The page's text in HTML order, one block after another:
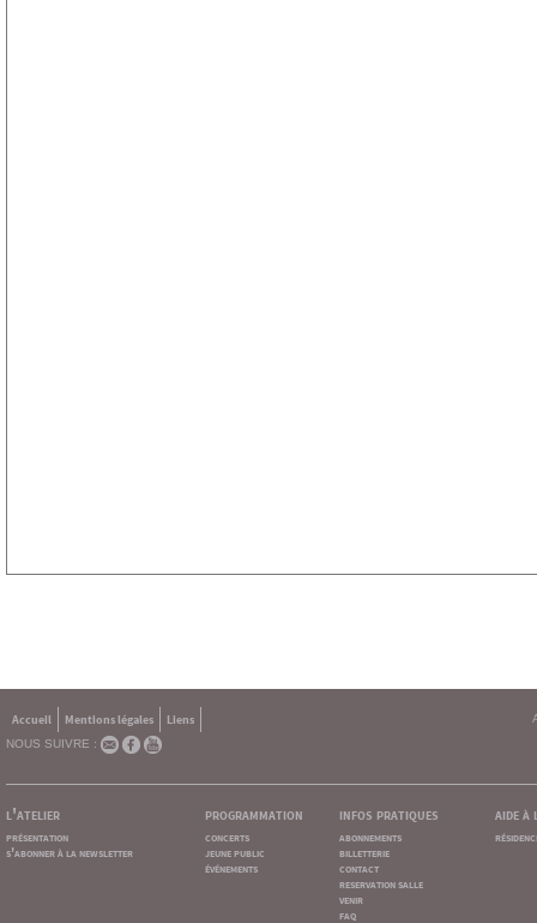
Accueil Mentions légales
Liens
NOUS SUIVRE :
l'atelier
présentation
s'abonner à la newsletter
programmation
concerts
jeune public
événements
infos pratiques
abonnements
billetterie
contact
reservation salle
venir
faq
aide